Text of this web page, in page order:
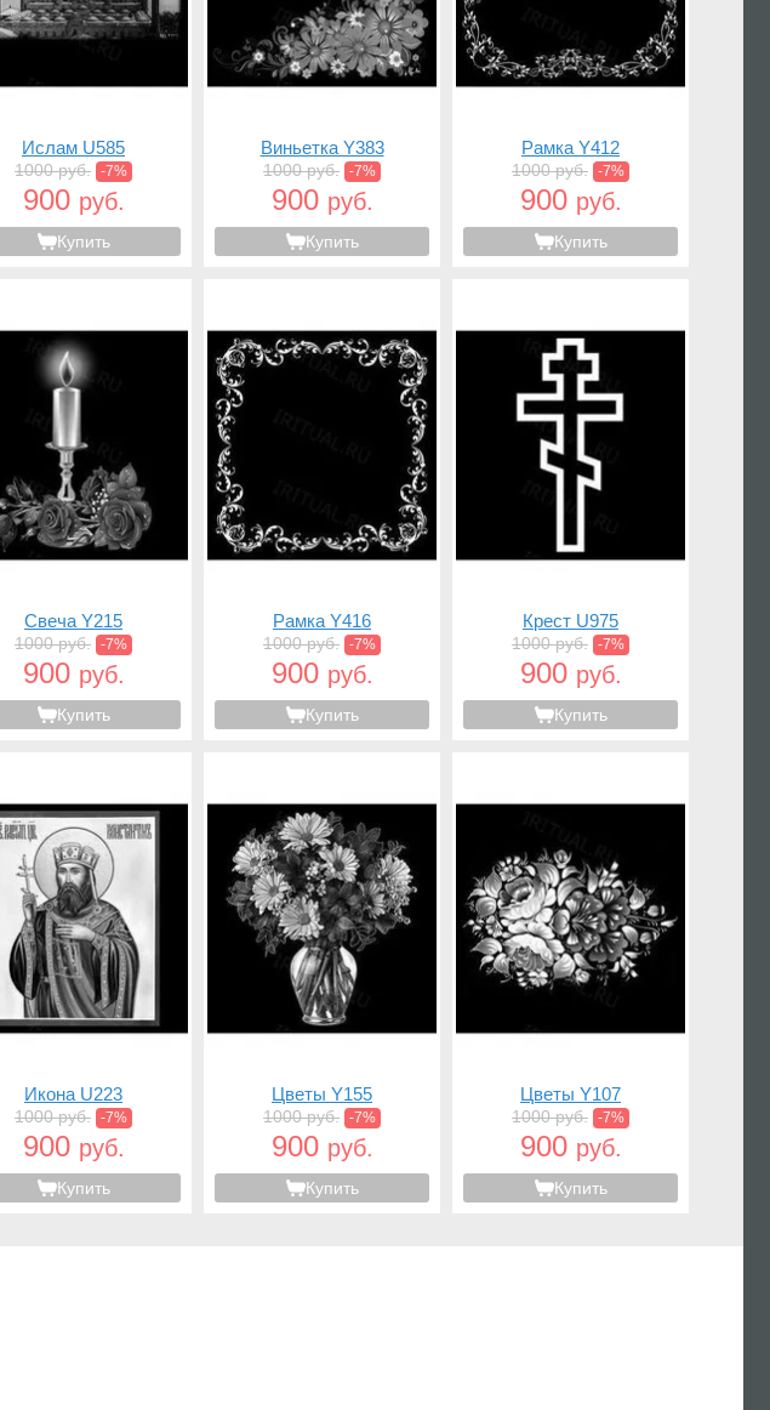
Ислам U585
1000 руб. -7%
900 руб.
Купить
Виньетка Y383
1000 руб. -7%
900 руб.
Купить
Рамка Y412
1000 руб. -7%
900 руб.
Купить
Свеча Y215
1000 руб. -7%
900 руб.
Купить
Рамка Y416
1000 руб. -7%
900 руб.
Купить
Крест U975
1000 руб. -7%
900 руб.
Купить
Икона U223
1000 руб. -7%
900 руб.
Купить
Цветы Y155
1000 руб. -7%
900 руб.
Купить
Цветы Y107
1000 руб. -7%
900 руб.
Купить